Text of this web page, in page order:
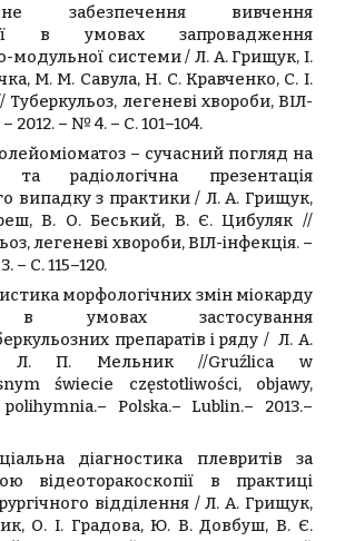
забезпечення вивчення
в умовах запровадження
модульної системи / Л. А. Грищук, І.
М. М. Савула, Н. С. Кравченко, С. І.
Туберкульоз, легеневі хвороби, ВІЛ-
2012. – № 4. – С. 101–104.
– сучасний погляд на
та радіологічна презентація
випадку з практики / Л. А. Грищук,
В. О. Беський, В. Є. Цибуляк //
легеневі хвороби, ВІЛ-інфекція. –
– С. 115–120.
морфологічних змін міокарду
в умовах застосування
препаратів і ряду / Л. А.
Л. П. Мельник//Gruźlica w
świecie częstotliwości, objawy,
Polska.– Lublin.– 2013.–
діагностика плевритів за
відеоторакоскопії в практиці
відділення / Л. А. Грищук,
, О. І. Градова, Ю. В.Довбуш, В. Є.